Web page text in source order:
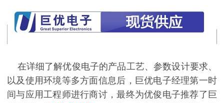
在详细了解优俊电子的产品工艺、参数设计要求、
以及使用环境等多方面信息后，巨优电子经理第一时
间与应用工程师进行商讨，最终为优俊电子推荐了巨